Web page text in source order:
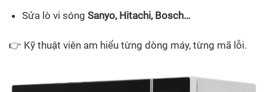
Sửa lò vi sóngSanyo, Hitachi, Bosch…
👉 Kỹ thuật viên am hiểu từng dòng máy, từng mã lỗi.